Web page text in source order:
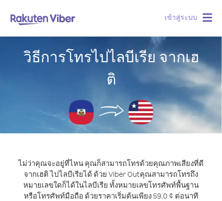
เข้าสู่ระบบ
วิธีการโทรไปไลบีเรีย จากเฮ
ติ
ไม่ว่าคุณจะอยู่ที่ไหน คุณก็สามารถโทรด้วยคุณภาพเสียงที่ดี
จากเฮติ ไปไลบีเรียได้ ด้วย Viber Outคุณสามารถโทรถึง
หมายเลขใดก็ได้ในไลบีเรีย ทั้งหมายเลขโทรศัพท์พื้นฐาน
หรือโทรศัพท์มือถือ ด้วยราคาเริ่มต้นเพียง 59.0 ¢ ต่อนาที